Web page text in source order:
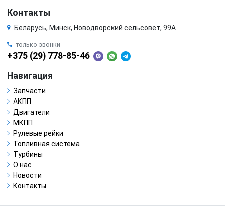
Контакты
Беларусь, Минск, Новодворский сельсовет, 99А
только звонки
+375 (29) 778-85-46
Навигация
Запчасти
АКПП
Двигатели
МКПП
Рулевые рейки
Топливная система
Турбины
О нас
Новости
Контакты